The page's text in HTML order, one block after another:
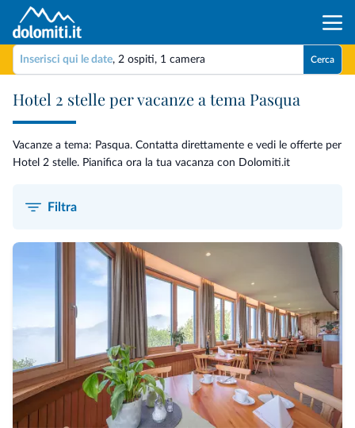
Inserisci qui le date, 2 ospiti, 1 camera Cerca
Hotel 2 stelle per vacanze a tema Pasqua
Vacanze a tema: Pasqua. Contatta direttamente e vedi le offerte per
Hotel 2 stelle. Pianifica ora la tua vacanza con Dolomiti.it
Filtra